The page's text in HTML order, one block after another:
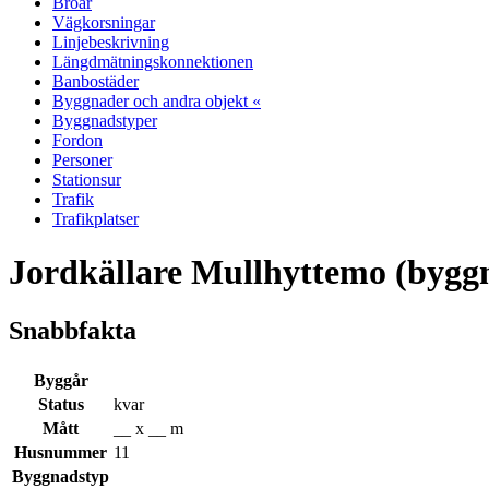
Vägkorsningar
Linjebeskrivning
Längdmätningskonnektionen
Banbostäder
Byggnader och andra objekt «
Byggnadstyper
Fordon
Personer
Stationsur
Trafik
Trafikplatser
Jordkällare Mullhyttemo
Snabbfakta
Byggår
Status
kvar
Mått
__ x __ m
Husnummer 11
Byggnadstyp